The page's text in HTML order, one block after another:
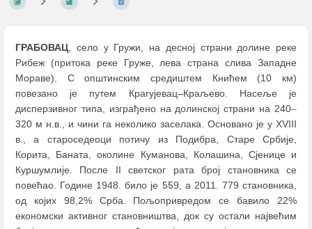
ГРАБОВАЦ, село у Гружи, на десној страни долине реке
Рибеж (притока реке Груже, лева страна слива Западне
Мораве). С општинским средиштем Книћем (10 км)
повезано је путем Крагујевац–Краљево. Насеље је
дисперзивног типа, изграђено на долинској страни на 240–
320 м н.в., и чини га неколико заселака. Основано је у XVIII
в., а староседеоци потичу из Подибра, Старе Србије,
Корита, Баната, околине Куманова, Колашина, Сјенице и
Куршумлије. После II светског рата број становника се
повећао. Године 1948. било је 559, а 2011. 779 становника,
од којих 98,2% Срба. Пољопривредом се бавило 22%
економски активног становништва, док су остали највећим